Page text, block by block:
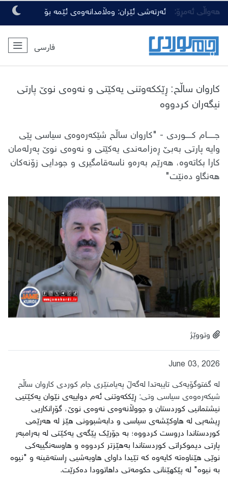
هەواڵی ئەمڕۆ: ئەرتەشی ئێران: وەڵامدانەوەی ئێمە بۆ
هەرچەشنە دەستدرێژیەکی دوژمنان، توندتر
و کەمەرشکێنتر دەبێت
فارسی
​کاروان ساڵح: ڕێککەوتنی یەکێتی و نەوەی نوێ پارتی
نیگەران کردووە
جـــــام کــــوردی - ​"کاروان ساڵح شێکەرەوەی سیاسی پێی
وایە پارتی بەبێ ڕەزامەندی یەکێتی و نەوەی نوێ پەرلەمان
کارا بکاتەوە، هەرێم بەرەو ناسەقامگیری و جودایی زۆنەکان
هەنگاو دەنێت"
وتووێژ
June 03, 2026
​لە گفتوگۆیەکی تایبەتدا لەگەڵ پەیامنێری جام کوردی کاروان ساڵح
شیکەرەوەی سیاسی وتی: ڕێککەوتنی ئەم دواییەی نێوان یەکێتیی
نیشتمانیی کوردستان و جووڵانەوەی نەوەی نوێ، گۆڕانکاریی
ڕیشەیی لە هاوکێشەی سیاسی و دابەشبوونی هێز لە هەرێمی
کوردستاندا دروست کردووە؛ بە جۆرێک پێگەی یەکێتی لە بەرامبەر
پارتی دیموکراتی کوردستاندا بەهێزتر کردووە و هاوسەنگییەکی
نوێی هێناوەتە کایەوە کە تێیدا داوای هاوبەشیی ڕاستەقینە و "نیوە
بە نیوە" لە پێکهێنانی حکومەتی داهاتوودا دەکرێت.